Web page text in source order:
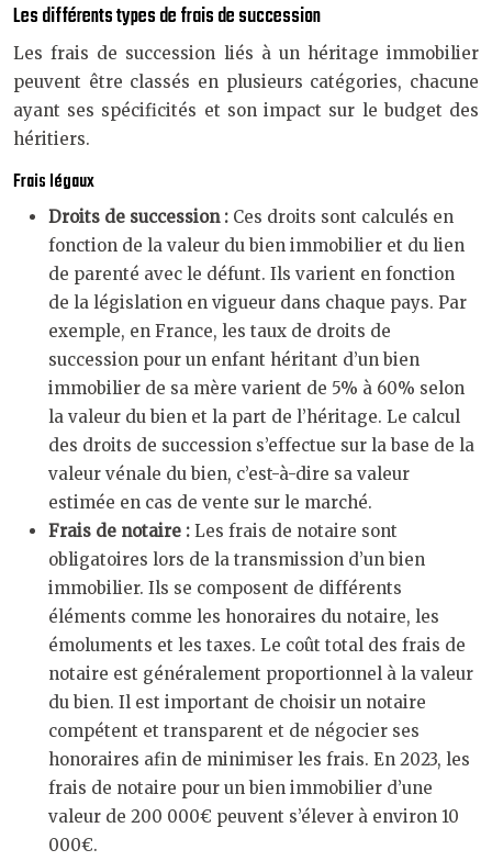
Les différents types de frais de succession
Les frais de succession liés à un héritage immobilier
peuvent être classés en plusieurs catégories, chacune
ayant ses spécificités et son impact sur le budget des
héritiers.
Frais légaux
Droits de succession : Ces droits sont calculés en
fonction de la valeur du bien immobilier et du lien
de parenté avec le défunt. Ils varient en fonction
de la législation en vigueur dans chaque pays. Par
exemple, en France, les taux de droits de
succession pour un enfant héritant d’un bien
immobilier de sa mère varient de 5% à 60% selon
la valeur du bien et la part de l’héritage. Le calcul
des droits de succession s’effectue sur la base de la
valeur vénale du bien, c’est-à-dire sa valeur
estimée en cas de vente sur le marché.
Frais de notaire : Les frais de notaire sont
obligatoires lors de la transmission d’un bien
immobilier. Ils se composent de différents
éléments comme les honoraires du notaire, les
émoluments et les taxes. Le coût total des frais de
notaire est généralement proportionnel à la valeur
du bien. Il est important de choisir un notaire
compétent et transparent et de négocier ses
honoraires afin de minimiser les frais. En 2023, les
frais de notaire pour un bien immobilier d’une
valeur de 200 000€ peuvent s’élever à environ 10
000€.